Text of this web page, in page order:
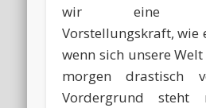
wir eine
Vorstellungskraft, wie
wenn sich unsere
morgen drastisch
Vordergrund steht